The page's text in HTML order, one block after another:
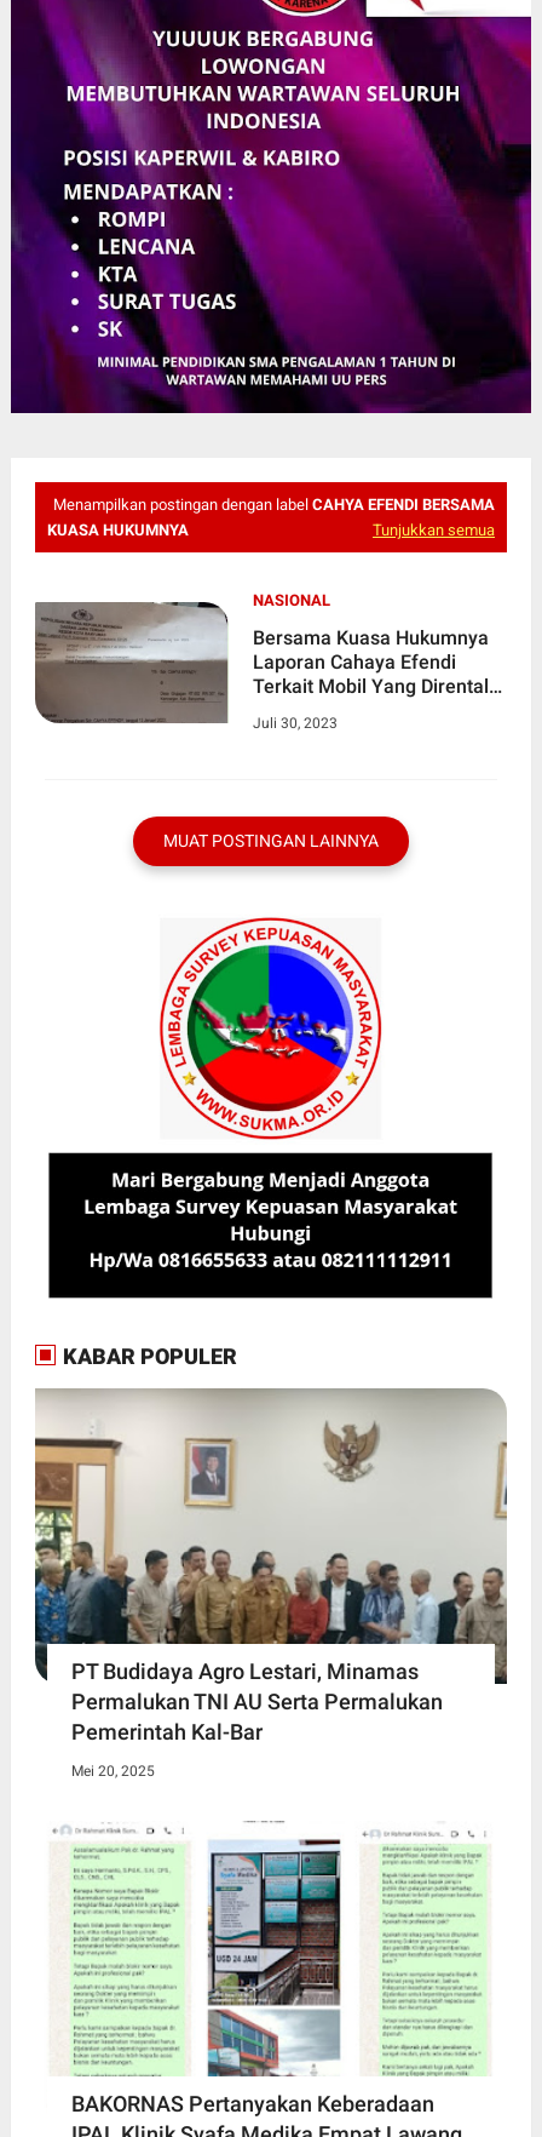
Menampilkan postingan dengan label CAHYA EFENDI BERSAMA
KUASA HUKUMNYA
Tunjukkan semua
NASIONAL
Bersama Kuasa Hukumnya
Laporan Cahaya Efendi
Terkait Mobil Yang Dirental
Penyidikan
Juli 30, 2023
MUAT POSTINGAN LAINNYA
KABAR POPULER
PT Budidaya Agro Lestari, Minamas
Permalukan TNI AU Serta Permalukan
Pemerintah Kal-Bar
Mei 20, 2025
BAKORNAS Pertanyakan Keberadaan